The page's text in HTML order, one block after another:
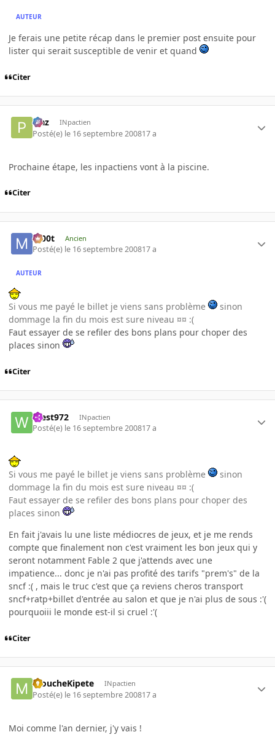
AUTEUR
Je ferais une petite récap dans le premier post ensuite pour
lister qui serait susceptible de venir et quand
Citer
P'az INpactien
Posté(e) le 16 septembre 200817 a
Prochaine étape, les inpactiens vont à la piscine.
Citer
m00t Ancien
Posté(e) le 16 septembre 200817 a
AUTEUR
Si vous me payé le billet je viens sans problème
sinon
dommage la fin du mois est sure niveau ¤¤ :(
Faut essayer de se refiler des bons plans pour choper des
places sinon
Citer
West972 INpactien
Posté(e) le 16 septembre 200817 a
Si vous me payé le billet je viens sans problème
sinon
dommage la fin du mois est sure niveau ¤¤ :(
Faut essayer de se refiler des bons plans pour choper des
places sinon
En fait j'avais lu une liste médiocres de jeux, et je me rends
compte que finalement non c'est vraiment les bon jeux qui y
seront notamment Fable 2 que j'attends avec une
impatience... donc je n'ai pas profité des tarifs "prem's" de la
sncf :( , mais le truc c'est que ça reviens cheros transport
sncf+ratp+billet d'entrée au salon et que je n'ai plus de sous :'(
pourquoiii le monde est-il si cruel :'(
Citer
moucheKipete INpactien
Posté(e) le 16 septembre 200817 a
Moi comme l'an dernier, j'y vais !